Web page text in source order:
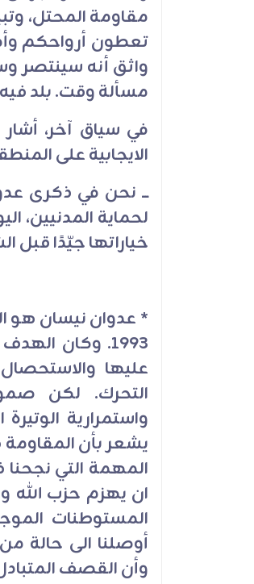
مقاومة المحتل،
تعطون أرواحكم
واثق أنه سينتصر
مسألة وقت. بلد
في سياق آخر،
الايجابية على
لحماية المدنيين،
خياراتها جيّدًا قبل
* عدوان نيسان هو
1993. وكان
عليها
التحرك. لكن
واستمرارية
يشعر بأن
المهمة التي
ان يهزم حزب الله
المستوطنات
أوصلنا الى حالة
وأن القصف